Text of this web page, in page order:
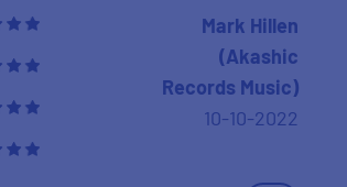
Mark Hillen
(Akashic
Records Music)
10-10-2022